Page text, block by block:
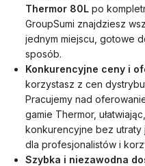
Thermor 80L po
GroupSumi znajdziesz
jednym miejscu, gotowe
sposób.
Konkurencyjne ceny i
korzystasz z cen
Pracujemy nad
gamie Thermor,
konkurencyjne bez utraty
dla profesjonalistów i
Szybka i niezawodna